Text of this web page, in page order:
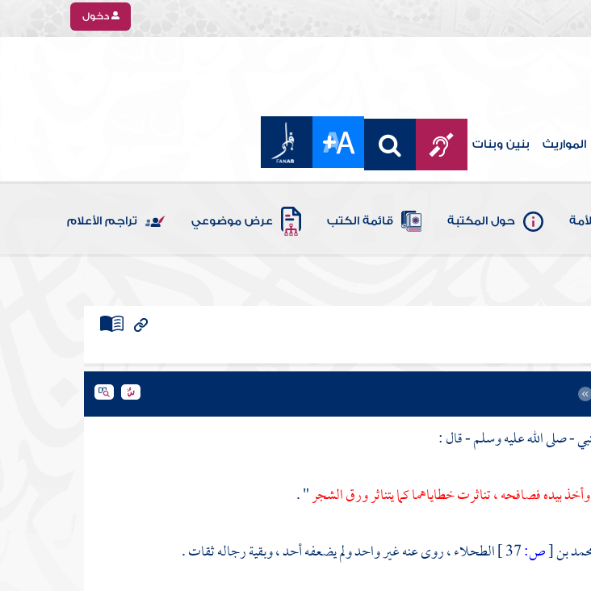
دخول
المواريث بنين وبنات
حول المكتبة قائمة الكتب عرض موضوعي تراجم الأعلام
- صلى الله عليه وسلم - قال :
بيده فصافحه ، تناثرت خطاياهما كما يتناثر ورق الشجر" .
بن[ص: الطحلاء، روى عنه غير واحد ولم يضعفه أحد ، وبقية رجاله ثقات .